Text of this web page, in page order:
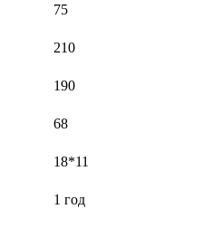
75
210
190
68
18*11
1 год